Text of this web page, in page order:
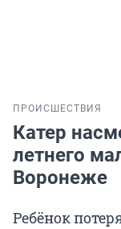
ПРОИСШЕСТВИЯ
Катер
летнего
Воронеже
Ребёнок